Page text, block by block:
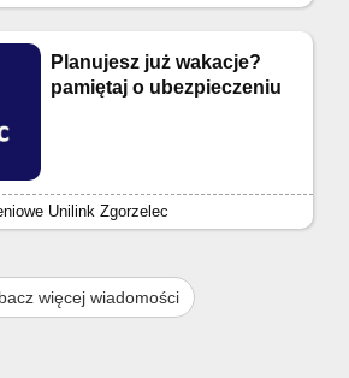
Planujesz już wakacje?
pamiętaj o ubezpieczeniu
Unilink Zgorzelec
więcej wiadomości